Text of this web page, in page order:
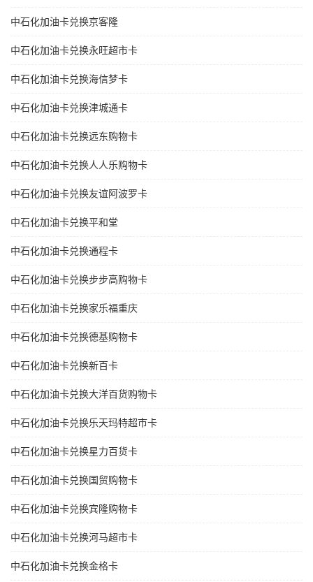
中石化加油卡兑换京客隆
中石化加油卡兑换永旺超市卡
中石化加油卡兑换海信梦卡
中石化加油卡兑换津城通卡
中石化加油卡兑换远东购物卡
中石化加油卡兑换人人乐购物卡
中石化加油卡兑换友谊阿波罗卡
中石化加油卡兑换平和堂
中石化加油卡兑换通程卡
中石化加油卡兑换步步高购物卡
中石化加油卡兑换家乐福重庆
中石化加油卡兑换德基购物卡
中石化加油卡兑换新百卡
中石化加油卡兑换大洋百货购物卡
中石化加油卡兑换乐天玛特超市卡
中石化加油卡兑换星力百货卡
中石化加油卡兑换国贸购物卡
中石化加油卡兑换宾隆购物卡
中石化加油卡兑换河马超市卡
中石化加油卡兑换金格卡